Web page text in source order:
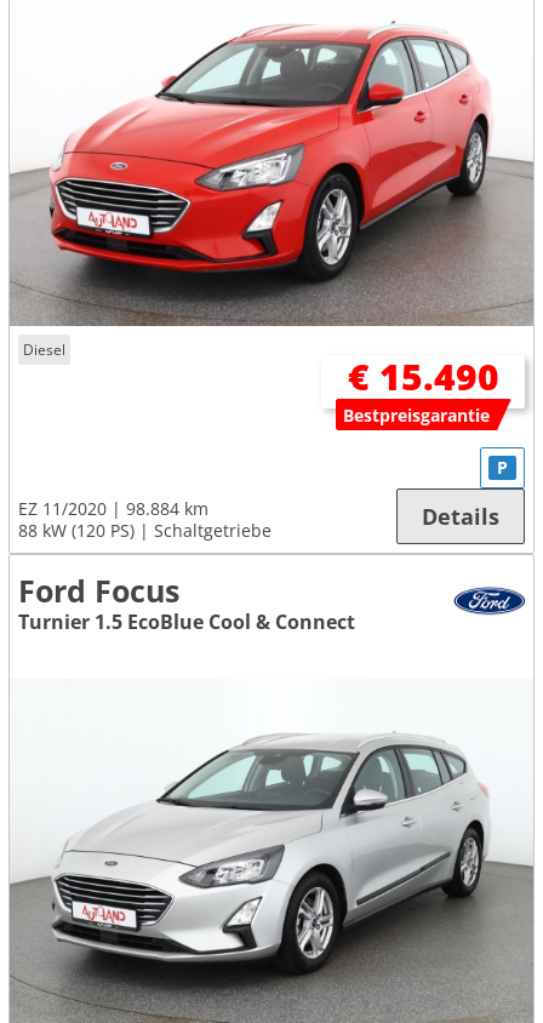
Diesel
€ 15.490
Bestpreisgarantie
EZ 11/2020
98.884 km
88 kW (120 PS)
Schaltgetriebe
P
Details
Ford Focus
Turnier 1.5 EcoBlue Cool & Connect